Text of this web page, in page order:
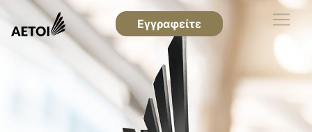
Εγγραφείτε